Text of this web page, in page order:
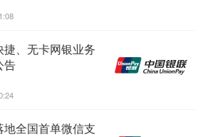
、无卡网银业务
告
全国首单微信支